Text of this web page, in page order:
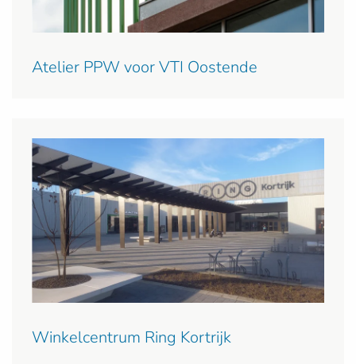
Atelier PPW voor VTI Oostende
Winkelcentrum Ring Kortrijk